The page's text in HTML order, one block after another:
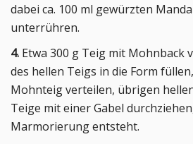
dabei ca. 100 ml gewürzten
unterrühren.
4. Etwa 300 g Teig mit Mohnback
des hellen Teigs in die Form
Mohnteig verteilen, übrigen
Teige mit einer Gabel
Marmorierung entsteht.